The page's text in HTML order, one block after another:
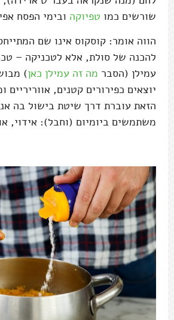
שורשים כמו טפיוקה ובימי הפסח
הווה אומר: קוסקוס אינו שם
להכנה של סולת, אלא לטכניקה –
עמילן (הסבר מה זה עמילן כאן)
יוצאים כפירורים קטנים, אווריריים
הזאת עוברת דרך שיטת בישול בה
משתמשים ביומיום (וחבל): אידוי,